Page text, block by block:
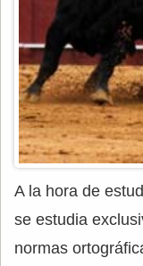
A la hora de
se estudia
normas